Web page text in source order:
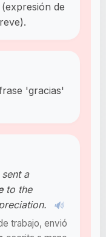
de
'gracias'
a
to the
🔊
trabajo, envió